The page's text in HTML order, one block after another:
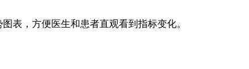
表，方便医生和患者直观看到指标变化。